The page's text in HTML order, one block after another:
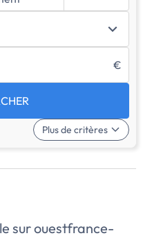
€
Plus de critères
sur ouestfrance-